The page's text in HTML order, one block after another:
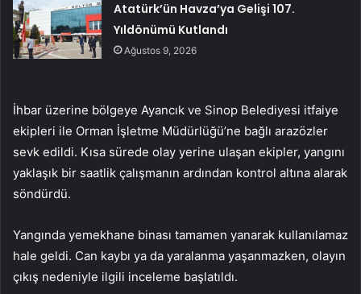
Atatürk’ün Havza’ya Gelişi 107.
Yıldönümü Kutlandı
Ağustos 9, 2026
İhbar üzerine bölgeye Ayancık ve Sinop Belediyesi itfaiye
ekipleri ile Orman İşletme Müdürlüğü’ne bağlı arazözler
sevk edildi. Kısa sürede olay yerine ulaşan ekipler, yangını
yaklaşık bir saatlik çalışmanın ardından kontrol altına alarak
söndürdü.
Yangında yemekhane binası tamamen yanarak kullanılamaz
hale geldi. Can kaybı ya da yaralanma yaşanmazken, olayın
çıkış nedeniyle ilgili inceleme başlatıldı.